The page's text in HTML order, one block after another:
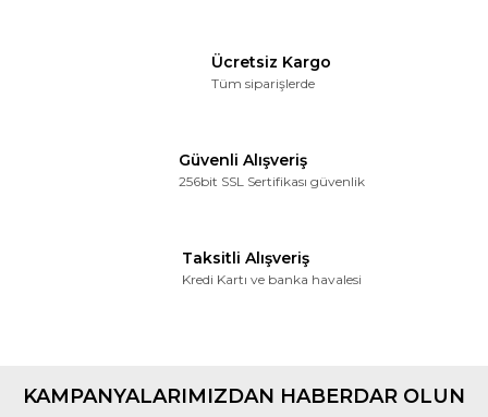
Ücretsiz Kargo
Tüm siparişlerde
Güvenli Alışveriş
256bit SSL Sertifikası güvenlik
Taksitli Alışveriş
Kredi Kartı ve banka havalesi
KAMPANYALARIMIZDAN HABERDAR OLUN